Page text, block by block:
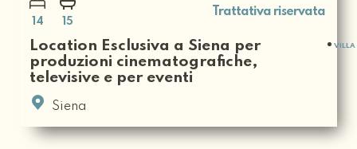
14 15
Trattativa riservata
Location Esclusiva a Siena per
produzioni cinematografiche,
televisive e per eventi
VILLA
Siena